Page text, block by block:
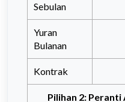
Sebulan
Yuran
Bulanan
Kontrak
Pilihan 2: Peranti